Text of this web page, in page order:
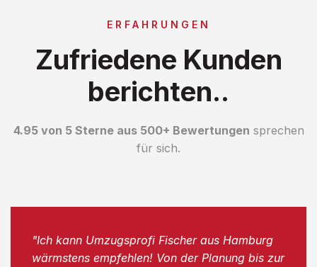
ERFAHRUNGEN
Zufriedene Kunden
berichten..
4.95 von 5 Sterne aus 500+ Bewertungen sprechen
für sich.
"Ich kann Umzugsprofi Fischer aus Hamburg
wärmstens empfehlen! Von der Planung bis zur